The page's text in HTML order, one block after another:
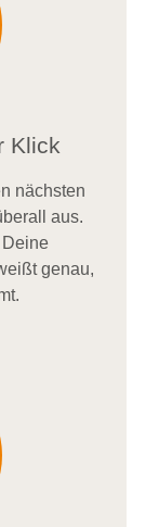
Klick
nächsten
aus.
Deine
tgenau,